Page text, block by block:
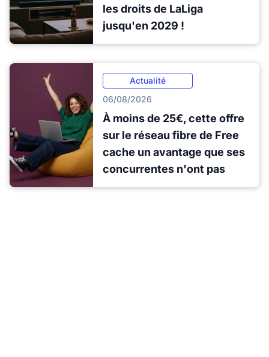
les droits de LaLiga
jusqu'en 2029 !
Actualité
06/08/2026
À moins de 25€, cette offre
sur le réseau fibre de Free
cache un avantage que ses
concurrentes n'ont pas